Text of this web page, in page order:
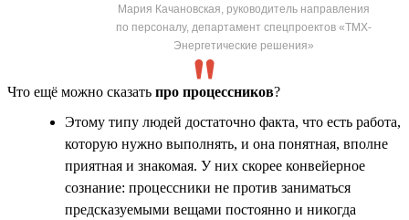
Мария Качановская, руководитель направления
по персоналу, департамент спецпроектов «ТМХ-
Энергетические решения»
Что ещё можно сказать про процессников?
Этому типу людей достаточно факта, что есть работа,
которую нужно выполнять, и она понятная, вполне
приятная и знакомая. У них скорее конвейерное
сознание: процессники не против заниматься
предсказуемыми вещами постоянно и никогда